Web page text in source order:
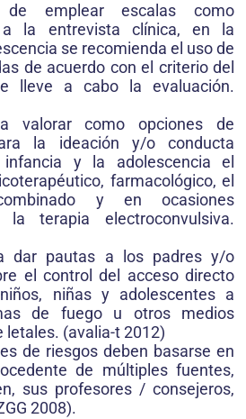
emplear escalas como
a la entrevista clínica, en la
se recomienda el uso de
de acuerdo con el criterio del
lleve a cabo la evaluación.
valorar como opciones de
la ideación y/o conducta
y la adolescencia el
farmacológico, el
y en ocasiones
la terapia electroconvulsiva.
dar pautas a los padres y/o
el control del acceso directo
niñas y adolescentes a
de fuego u otros medios
letales. (avalia-t 2012)
de riesgos deben basarse en
de múltiples fuentes,
sus profesores / consejeros,
2008).